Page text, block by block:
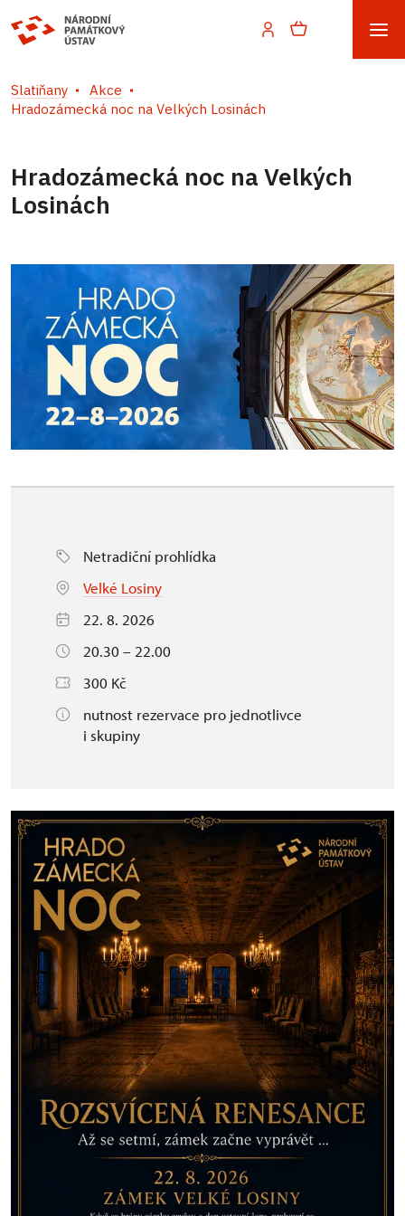
Slatiňany
Akce
Hradozámecká noc na Velkých Losinách
Hradozámecká noc na Velkých
Losinách
Netradiční prohlídka
Velké Losiny
22. 8. 2026
20.30 – 22.00
300 Kč
nutnost rezervace pro jednotlivce
i skupiny